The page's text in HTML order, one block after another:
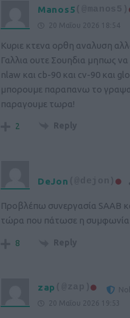
Manos5
20 Μαΐου 2026 18:54
Κυριε κτενα ορθη αναλυση
Γαλλια ουτε Σουηδια μηπως
nlaw και cb-90 και cv-90 και
μπορουμε παραπανω το
παραγουμε τωρα!
2 Reply
DeJon (@dejon)
Προβλέπω συνεργασία SAAB
τώρα που πάτωσε η συμφωνία
8 Reply
zap (@zap)
20 Μαΐου 2026 19:53